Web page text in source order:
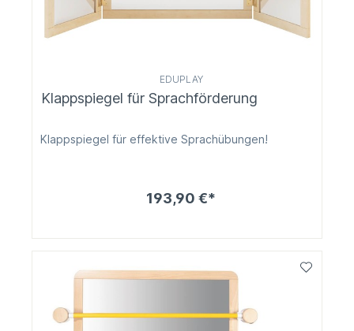
EDUPLAY
Klappspiegel für Sprachförderung
Klappspiegel für effektive Sprachübungen!
193,90 €*